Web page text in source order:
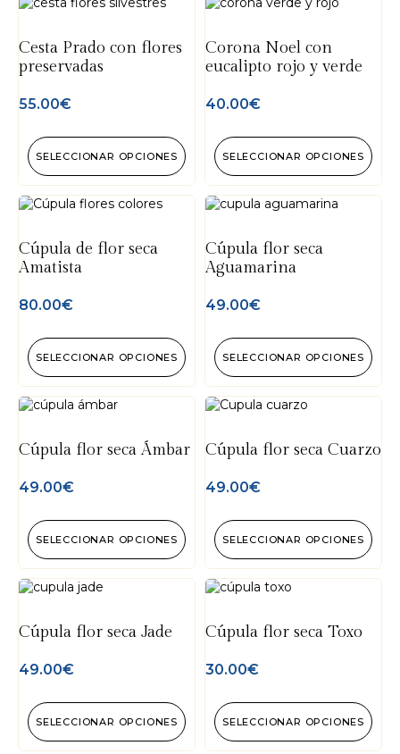
Cesta Prado con flores
preservadas
55.00€
SELECCIONAR OPCIONES
Corona Noel con
eucalipto rojo y verde
40.00€
SELECCIONAR OPCIONES
Cúpula de flor seca
Amatista
80.00€
SELECCIONAR OPCIONES
Cúpula flor seca
Aguamarina
49.00€
SELECCIONAR OPCIONES
Cúpula flor seca Ámbar
49.00€
SELECCIONAR OPCIONES
Cúpula flor seca Cuarzo
49.00€
SELECCIONAR OPCIONES
Cúpula flor seca Jade
49.00€
SELECCIONAR OPCIONES
Cúpula flor seca Toxo
30.00€
SELECCIONAR OPCIONES